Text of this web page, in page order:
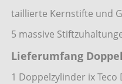
taillierte Kernstifte und
5 massive
Lieferumfang
1 Doppelzylinder ix